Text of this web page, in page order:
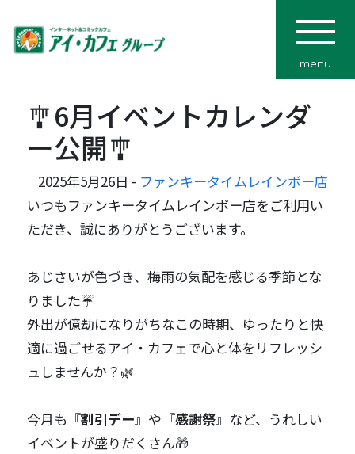
menu
🎐6月イベントカレンダ
ー公開🎐
2025年5月26日 - ファンキータイムレインボー店
いつもファンキータイムレインボー店をご利用い
ただき、誠にありがとうございます。
あじさいが色づき、梅雨の気配を感じる季節とな
りました☔
外出が億劫になりがちなこの時期、ゆったりと快
適に過ごせるアイ・カフェで心と体をリフレッシ
ュしませんか？🌿
今月も『割引デー』や『感謝祭』など、うれしい
イベントが盛りだくさん🎁